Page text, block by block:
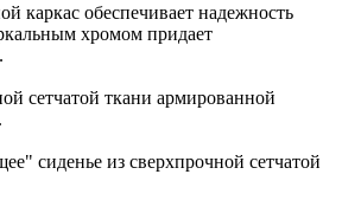
каркас обеспечивает надежность
хромом придает
сетчатой ткани армированной
сиденье из сверхпрочной сетчатой